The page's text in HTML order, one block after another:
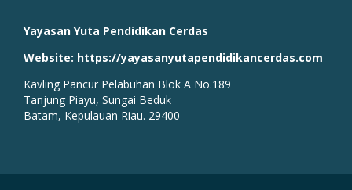
Yayasan Yuta Pendidikan Cerdas
Website: https://yayasanyutapendidikancerdas.com
Kavling Pancur Pelabuhan Blok A No.189
Tanjung Piayu, Sungai Beduk
Batam, Kepulauan Riau. 29400